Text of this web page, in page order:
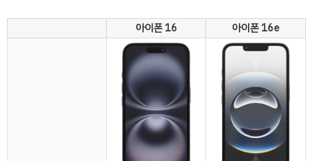
아이폰 16 아이폰 16e